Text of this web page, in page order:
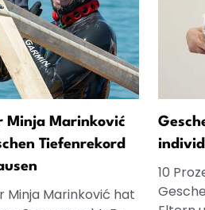
Minja Marinković
Tiefenrekord
Minja Marinković hat
10